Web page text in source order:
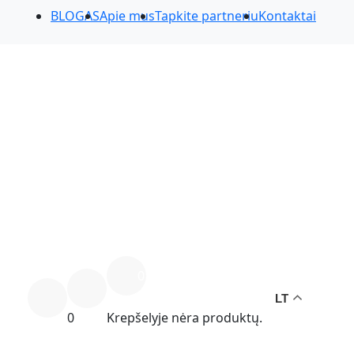
BLOGASApie musTapkite partneriuKontaktai
0 Krepšelyje nėra produktų.
LT